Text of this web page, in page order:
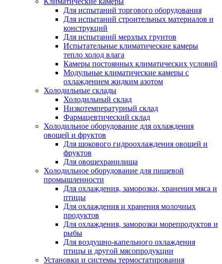
Для испытаний торгового оборудования
Для испытаний строительных материалов и
конструкций
Для испытаний мерзлых грунтов
Испытательные климатические камеры
тепло холод влага
Камеры постоянных климатических условий
Модульные климатические камеры с
охлаждением жидким азотом
Холодильные склады
Холодильный склад
Низкотемпературный склад
Фармацевтический склад
Холодильное оборудование для охлаждения
овощей и фруктов
Для шокового гидроохлаждения овощей и
фруктов
Для овощехранилища
Холодильное оборудование для пищевой
промышленности
Для охлаждения, заморозки, хранения мяса и
птицы
Для охлаждения и хранения молочных
продуктов
Для охлаждения, заморозки морепродуктов и
рыбы
Для воздушно-капельного охлаждения
птицы и другой мясопродукции
Установки и системы термостатирования